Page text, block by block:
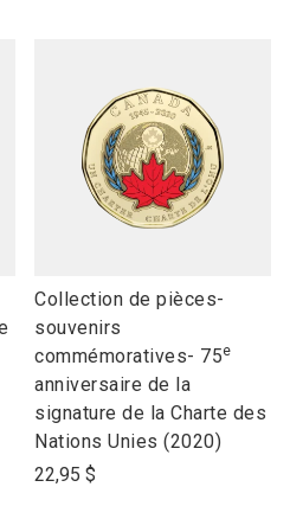
link
to
open
product
name
Collection de pièces-
souvenirs
commémoratives- 75e
anniversaire de la
signature de la Charte des
Nations Unies (2020)
22,95 $